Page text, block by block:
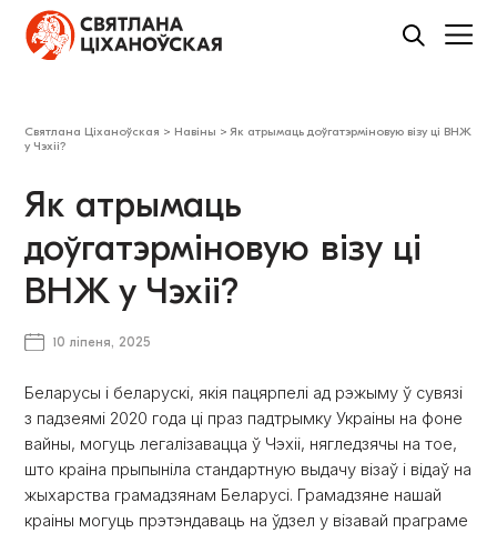
Святлана Ціханоўская > Навіны >Як атрымаць доўгатэрміновую візу ці ВНЖ
у Чэхіі?
Як атрымаць
доўгатэрміновую візу ці
ВНЖ у Чэхіі?
10 ліпеня, 2025
Беларусы і беларускі, якія пацярпелі ад рэжыму ў сувязі
з падзеямі 2020 года ці праз падтрымку Украіны на фоне
вайны, могуць легалізавацца ў Чэхіі, нягледзячы на тое,
што краіна прыпыніла стандартную выдачу візаў і відаў на
жыхарства грамадзянам Беларусі. Грамадзяне нашай
краіны могуць прэтэндаваць на ўдзел у візавай праграме